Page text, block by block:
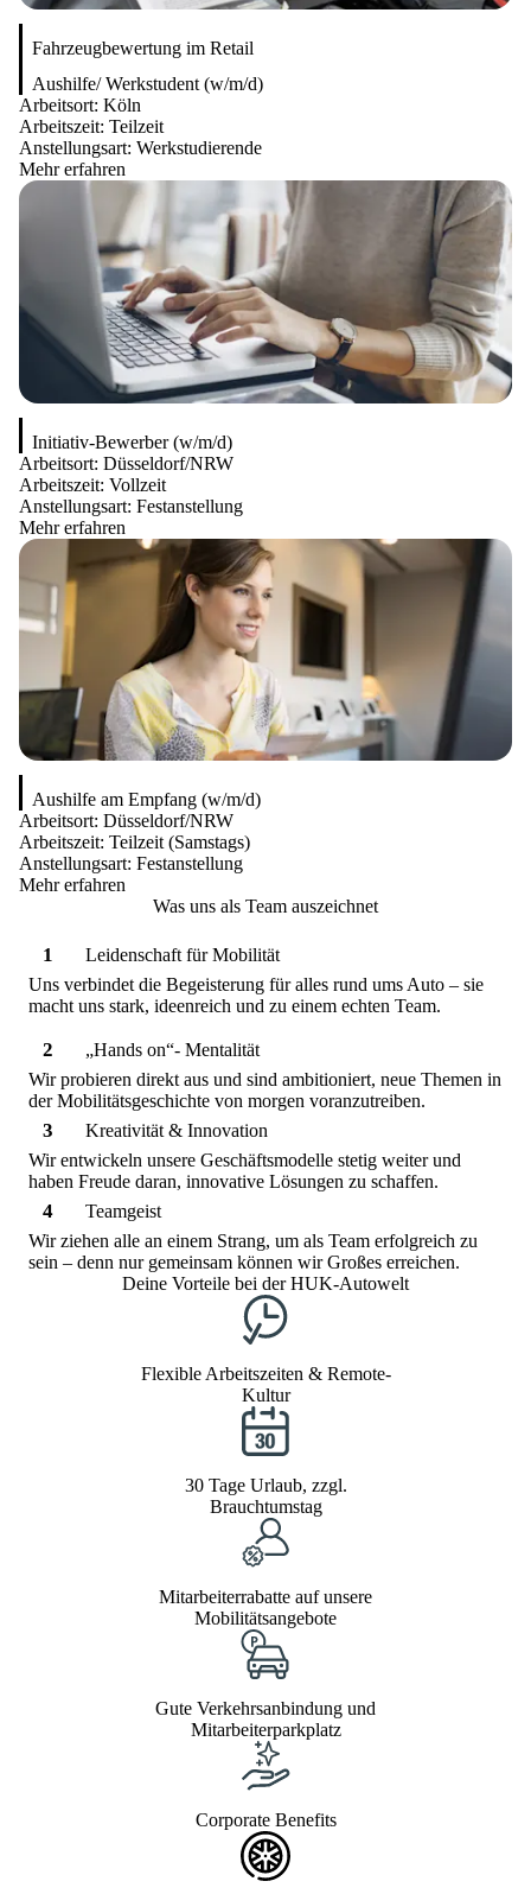
Fahrzeugbewertung im Retail
Aushilfe/ Werkstudent (w/m/d)
Arbeitsort: Köln
Arbeitszeit: Teilzeit
Anstellungsart: Werkstudierende
Mehr erfahren
Initiativ-Bewerber (w/m/d)
Arbeitsort: Düsseldorf/NRW
Arbeitszeit: Vollzeit
Anstellungsart: Festanstellung
Mehr erfahren
Aushilfe am Empfang (w/m/d)
Arbeitsort: Düsseldorf/NRW
Arbeitszeit: Teilzeit (Samstags)
Anstellungsart: Festanstellung
Mehr erfahren
Was uns als Team auszeichnet
1
Leidenschaft für Mobilität
Uns verbindet die Begeisterung für alles rund ums Auto – sie
macht uns stark, ideenreich und zu einem echten Team.
2
„Hands on“- Mentalität
Wir probieren direkt aus und sind ambitioniert, neue Themen in
der Mobilitätsgeschichte von morgen voranzutreiben.
3
Kreativität & Innovation
Wir entwickeln unsere Geschäftsmodelle stetig weiter und
haben Freude daran, innovative Lösungen zu schaffen.
4
Teamgeist
Wir ziehen alle an einem Strang, um als Team erfolgreich zu
sein – denn nur gemeinsam können wir Großes erreichen.
Deine Vorteile bei der HUK-Autowelt
Flexible Arbeitszeiten & Remote-
Kultur
30 Tage Urlaub, zzgl.
Brauchtumstag
Mitarbeiterrabatte auf unsere
Mobilitätsangebote
Gute Verkehrsanbindung und
Mitarbeiterparkplatz
Corporate Benefits